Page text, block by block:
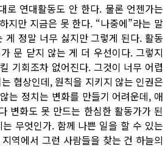
로 연대활동도 안 한다. 물론 언젠가는
지만 지금은 못 한다. “나중에”라는 말
게 정말 너무 싫지만 그렇게 된다. 활동
문 닫지 않는 게 더 우선이다. 그렇지
기회조차 없어진다. 그것이 너무 어렵
협상인데, 원칙을 지키지 않는 인권은
는 정치는 변화를 만들기 어려운데, 애
변화도 못 만드는 한심한 활동가가 된
무엇인가. 함께 나쁜 일을 할 수 있는
역에서 그런 사람들을 찾는 건 하늘의